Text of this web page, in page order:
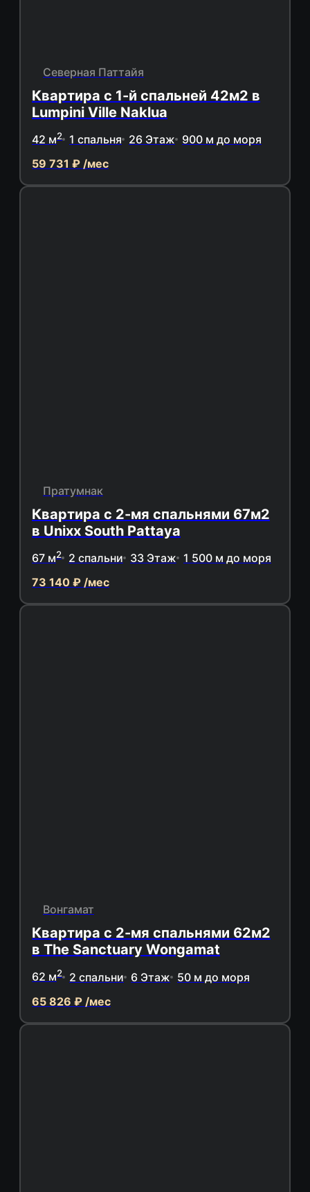
Северная Паттайя
Квартира с 1-й спальней 42м2 в
Lumpini Ville Naklua
42 м2 1 спальня 26 Этаж 900 м до моря
59 731 ₽ /мес
Пратумнак
Квартира с 2-мя спальнями 67м2
в Unixx South Pattaya
67 м2 2 спальни 33 Этаж 1 500 м до моря
73 140 ₽ /мес
Вонгамат
Квартира с 2-мя спальнями 62м2
в The Sanctuary Wongamat
62 м2 2 спальни 6 Этаж 50 м до моря
65 826 ₽ /мес